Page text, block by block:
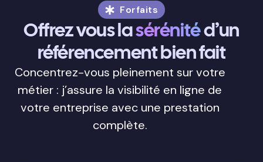
Forfaits
Offrez vous lasérénitéd’un
référencement bien fait
Concentrez-vous pleinement sur votre
métier : j’assure la visibilité en ligne de
votre entreprise avec une prestation
complète.